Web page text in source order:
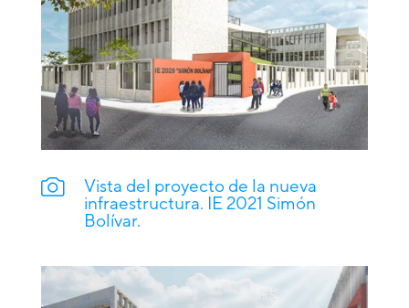
Vista del proyecto de la nueva
infraestructura. IE 2021 Simón
Bolívar.